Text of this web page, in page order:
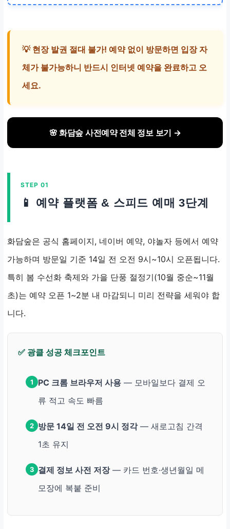
승)
💡 현장 발권 절대 불가! 예약 없이 방문하면 입장 자
체가 불가능하니 반드시 인터넷 예약을 완료하고 오
세요.
🌸 화담숲 사전예약 전체 정보 보기 →
STEP 01
📱 예약 플랫폼 & 스피드 예매 3단계
화담숲은 공식 홈페이지, 네이버 예약, 야놀자 등에서 예약
가능하며 방문일 기준 14일 전 오전 9시~10시 오픈됩니다.
특히 봄 수선화 축제와 가을 단풍 절정기(10월 중순~11월
초)는 예약 오픈 1~2분 내 마감되니 미리 전략을 세워야 합
니다.
✅ 광클 성공 체크포인트
1 PC 크롬 브라우저 사용 — 모바일보다 결제 오
류 적고 속도 빠름
2 방문 14일 전 오전 9시 정각— 새로고침 간격
1초 유지
3 결제 정보 사전 저장— 카드 번호·생년월일 메
모장에 복붙 준비